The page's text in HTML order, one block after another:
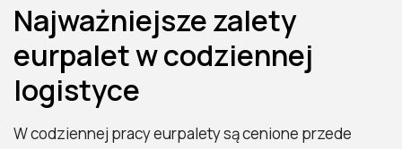
Najważniejsze zalety
eurpalet w codziennej
logistyce
W codziennej pracy eurpalety są cenione przede